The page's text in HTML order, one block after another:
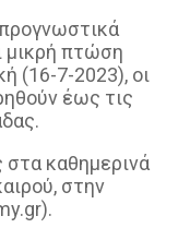
μικρή πτώση
(16-7-2023), οι
έως τις
καθημερινά
στην